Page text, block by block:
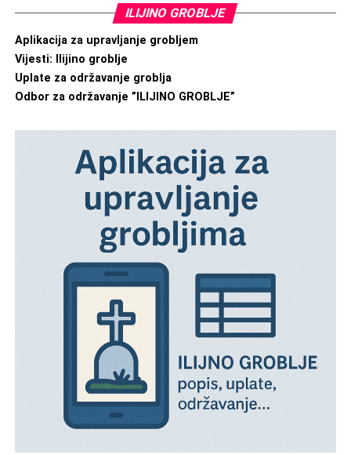
ILIJINO GROBLJE
Aplikacija za upravljanje grobljem
Vijesti: Ilijino groblje
Uplate za održavanje groblja
Odbor za održavanje ”ILIJINO GROBLJE”